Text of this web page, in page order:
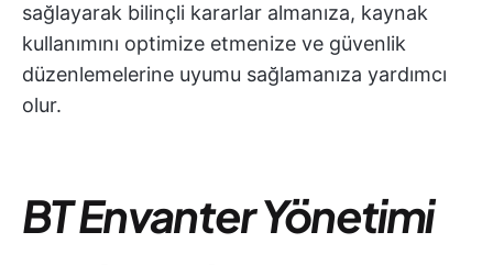
sağlayarak bilinçli kararlar almanıza, kaynak
kullanımını optimize etmenize ve güvenlik
düzenlemelerine uyumu sağlamanıza yardımcı
olur.
BT Envanter Yönetimi